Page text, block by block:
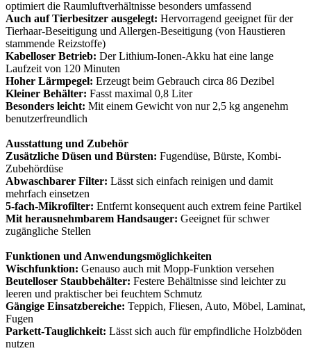
optimiert die Raumluftverhältnisse besonders umfassend
Auch auf Tierbesitzer ausgelegt: Hervorragend geeignet für der
Tierhaar-Beseitigung und Allergen-Beseitigung (von Haustieren
stammende Reizstoffe)
Kabelloser Betrieb: Der Lithium-Ionen-Akku hat eine lange
Laufzeit von 120 Minuten
Hoher Lärmpegel: Erzeugt beim Gebrauch circa 86 Dezibel
Kleiner Behälter: Fasst maximal 0,8 Liter
Besonders leicht: Mit einem Gewicht von nur 2,5 kg angenehm
benutzerfreundlich
Ausstattung und Zubehör
Zusätzliche Düsen und Bürsten: Fugendüse, Bürste, Kombi-
Zubehördüse
Abwaschbarer Filter: Lässt sich einfach reinigen und damit
mehrfach einsetzen
5-fach-Mikrofilter: Entfernt konsequent auch extrem feine Partikel
Mit herausnehmbarem Handsauger: Geeignet für schwer
zugängliche Stellen
Funktionen und Anwendungsmöglichkeiten
Wischfunktion: Genauso auch mit Mopp-Funktion versehen
Beutelloser Staubbehälter: Festere Behältnisse sind leichter zu
leeren und praktischer bei feuchtem Schmutz
Gängige Einsatzbereiche: Teppich, Fliesen, Auto, Möbel, Laminat,
Fugen
Parkett-Tauglichkeit: Lässt sich auch für empfindliche Holzböden
nutzen